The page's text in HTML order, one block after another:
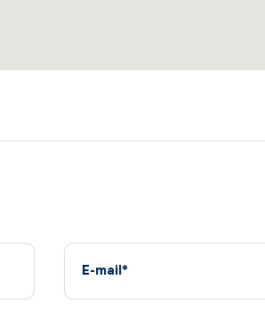
E-mail*